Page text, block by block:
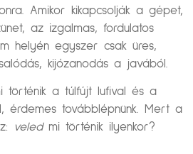
Amikor kikapcsolják a gépet,
az izgalmas, fordulatos
helyén egyszer csak üres,
kijózanodás a javából.
történik a túlfújt lufival és a
érdemes továbblépnünk. Mert a
veledmi történik ilyenkor?